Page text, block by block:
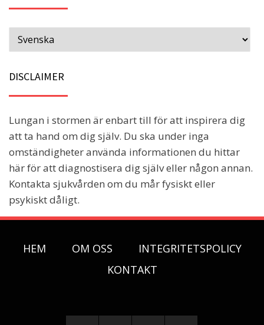
DISCLAIMER
Lungan i stormen är enbart till för att inspirera dig
att ta hand om dig själv. Du ska under inga
omständigheter använda informationen du hittar
här för att diagnostisera dig själv eller någon annan.
Kontakta sjukvården om du mår fysiskt eller
psykiskt dåligt.
HEM OM OSS
INTEGRITETSPOLICY
KONTAKT